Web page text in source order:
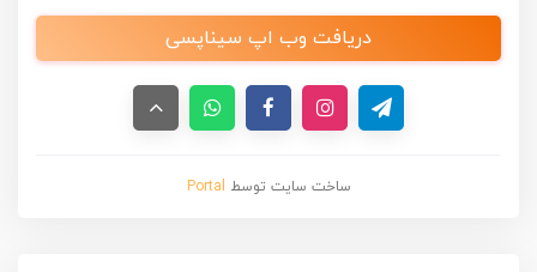
دریافت وب اپ سیناپسی
ساخت سایت توسط Portal